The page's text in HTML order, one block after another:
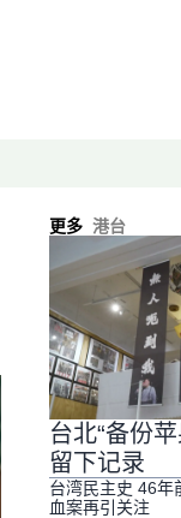
更多 港台
台北“备份苹果”
留下记录
台湾民主史 46年
血案再引关注